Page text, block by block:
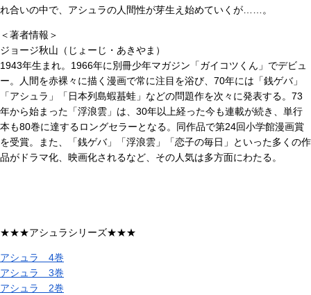
れ合いの中で、アシュラの人間性が芽生え始めていくが……。
＜著者情報＞
ジョージ秋山（じょーじ・あきやま）
1943年生まれ。1966年に別冊少年マガジン「ガイコツくん」でデビュ
ー。人間を赤裸々に描く漫画で常に注目を浴び、70年には「銭ゲバ」
「アシュラ」「日本列島蝦蟇蛙」などの問題作を次々に発表する。73
年から始まった「浮浪雲」は、30年以上経った今も連載が続き、単行
本も80巻に達するロングセラーとなる。同作品で第24回小学館漫画賞
を受賞。また、「銭ゲバ」「浮浪雲」「恋子の毎日」といった多くの作
品がドラマ化、映画化されるなど、その人気は多方面にわたる。
★★★アシュラシリーズ★★★
アシュラ 4巻
アシュラ 3巻
アシュラ 2巻